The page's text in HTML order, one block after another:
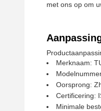
met ons op om
Merknaam:
Oorsprong:
Certificering:
Minimale